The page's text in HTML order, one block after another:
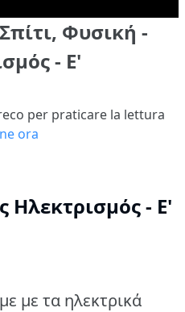
Φυσική -
- Ε'
per praticare la lettura
ora
Ηλεκτρισμός - Ε'
με τα ηλεκτρικά